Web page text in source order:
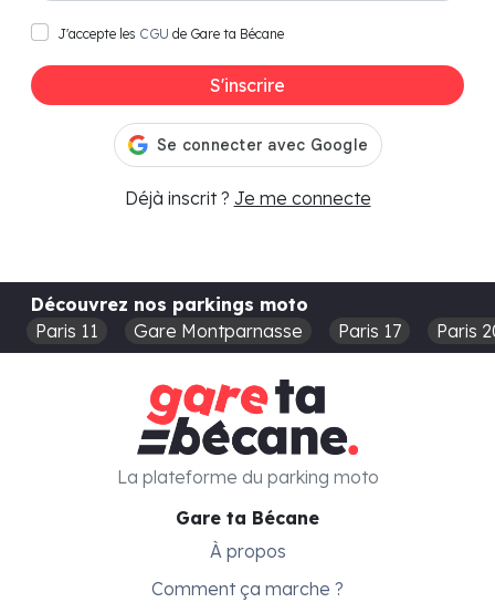
J'accepte les CGU de Gare ta Bécane
S'inscrire
Déjà inscrit ? Je me connecte
Découvrez nos parkings moto
Paris 11
Gare Montparnasse Paris 17 Paris
Gare ta Bécane
À propos
Comment ça marche ?
La plateforme du parking moto